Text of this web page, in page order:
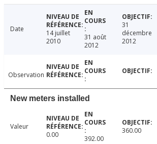
Date
14 juillet
2010
31 août
2012
31
décembre
2012
Observation
New meters installed
Valeur
0.00
392.00
360.00